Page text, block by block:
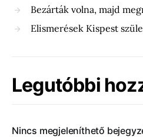
Bezárták volna, majd
Elismerések Kispest
Legutóbbi
Nincs megjeleníthető